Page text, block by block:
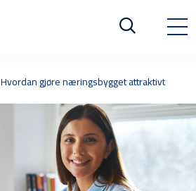
Hvordan gjøre næringsbygget attraktivt